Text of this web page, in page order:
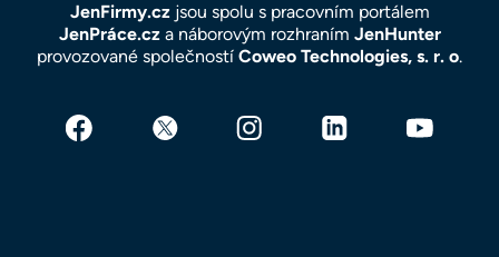
JenFirmy.czjsou spolu s pracovním portálem
JenPráce.cza náborovým rozhraním JenHunter
provozované společností Coweo Technologies, s. r. o.